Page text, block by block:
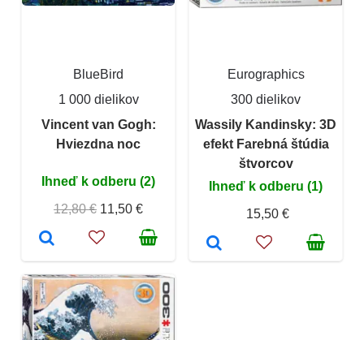
BlueBird
1 000 dielikov
Vincent van Gogh:
Hviezdna noc
Ihneď k odberu (2)
12,80 € 11,50 €
Eurographics
300 dielikov
Wassily Kandinsky: 3D
efekt Farebná štúdia
štvorcov
Ihneď k odberu (1)
15,50 €